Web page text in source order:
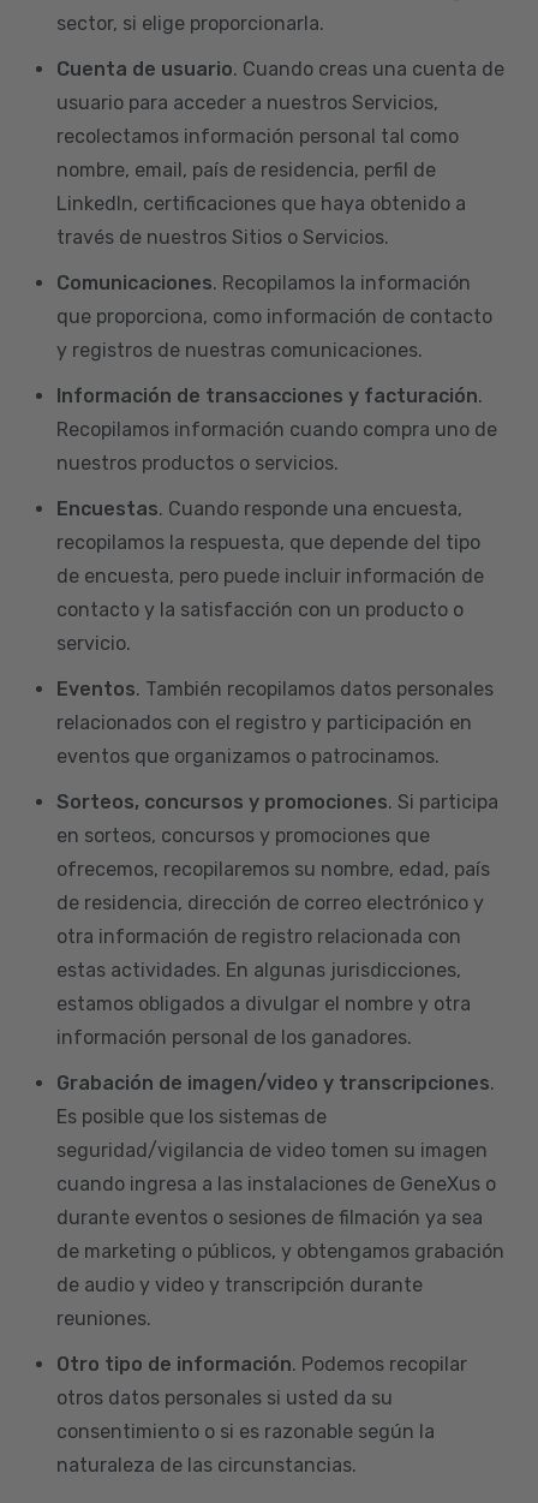
sector, si elige proporcionarla.
Cuenta de usuario. Cuando creas una cuenta de
usuario para acceder a nuestros Servicios,
recolectamos información personal tal como
nombre, email, país de residencia, perfil de
LinkedIn, certificaciones que haya obtenido a
través de nuestros Sitios o Servicios.
Comunicaciones. Recopilamos la información
que proporciona, como información de contacto
y registros de nuestras comunicaciones.
Información de transacciones y facturación.
Recopilamos información cuando compra uno de
nuestros productos o servicios.
Encuestas. Cuando responde una encuesta,
recopilamos la respuesta, que depende del tipo
de encuesta, pero puede incluir información de
contacto y la satisfacción con un producto o
servicio.
Eventos. También recopilamos datos personales
relacionados con el registro y participación en
eventos que organizamos o patrocinamos.
Sorteos, concursos y promociones. Si participa
en sorteos, concursos y promociones que
ofrecemos, recopilaremos su nombre, edad, país
de residencia, dirección de correo electrónico y
otra información de registro relacionada con
estas actividades. En algunas jurisdicciones,
estamos obligados a divulgar el nombre y otra
información personal de los ganadores.
Grabación de imagen/video y transcripciones.
Es posible que los sistemas de
seguridad/vigilancia de video tomen su imagen
cuando ingresa a las instalaciones de GeneXus o
durante eventos o sesiones de filmación ya sea
de marketing o públicos, y obtengamos grabación
de audio y video y transcripción durante
reuniones.
Otro tipo de información. Podemos recopilar
otros datos personales si usted da su
consentimiento o si es razonable según la
naturaleza de las circunstancias.